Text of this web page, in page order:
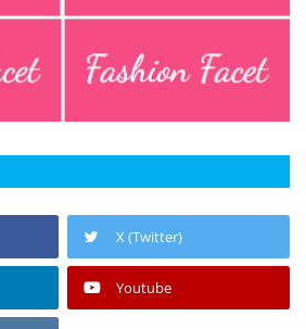
X (Twitter)
Youtube